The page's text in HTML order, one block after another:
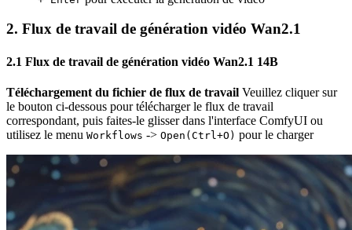
2. Flux de travail de génération vidéo Wan2.1
2.1 Flux de travail de génération vidéo Wan2.1 14B
Téléchargement du fichier de flux de travail Veuillez cliquer sur
le bouton ci-dessous pour télécharger le flux de travail
correspondant, puis faites-le glisser dans l'interface ComfyUI ou
utilisez le menu Workflows -> Open(Ctrl+O) pour le charger